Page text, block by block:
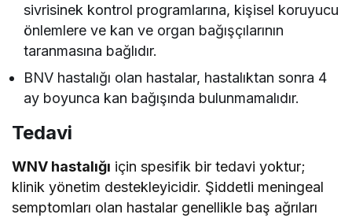
sivrisinek kontrol programlarına, kişisel koruyucu
önlemlere ve kan ve organ bağışçılarının
taranmasına bağlıdır.
BNV hastalığı olan hastalar, hastalıktan sonra 4
ay boyunca kan bağışında bulunmamalıdır.
Tedavi
WNV hastalığı için spesifik bir tedavi yoktur;
klinik yönetim destekleyicidir. Şiddetli meningeal
semptomları olan hastalar genellikle baş ağrıları